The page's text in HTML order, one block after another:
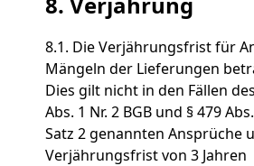
8.1. Die Verjährungsfrist für
Mängeln der Lieferungen
Dies gilt nicht in den Fällen
Abs. 1 Nr. 2 BGB und § 479
Satz 2 genannten Ansprüche
Verjährungsfrist von 3 Jahren